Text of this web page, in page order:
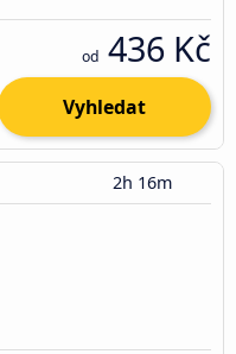
od 436 Kč
Vyhledat
2h 16m